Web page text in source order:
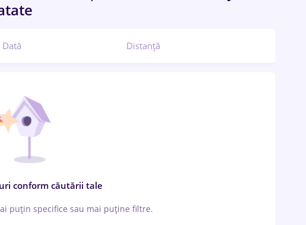
Dată Distanță
conform căutării tale
puțin specifice sau mai puține filtre.